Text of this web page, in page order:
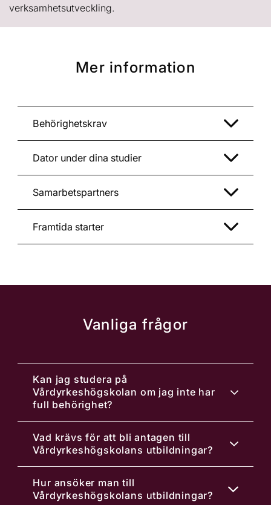
verksamhetsutveckling.
Mer information
Behörighetskrav
Dator under dina studier
Samarbetspartners
Framtida starter
Vanliga frågor
Kan jag studera på
Vårdyrkeshögskolan om jag inte har
full behörighet?
Vad krävs för att bli antagen till
Vårdyrkeshögskolans utbildningar?
Hur ansöker man till
Vårdyrkeshögskolans utbildningar?